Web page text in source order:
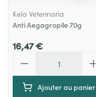
Kela Veterinaria
Anti Aegagropile 70g
16,47 €
Ajouter au panier